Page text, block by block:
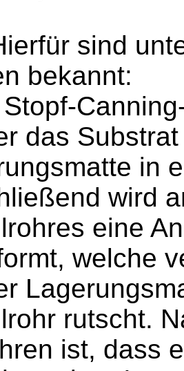
sind
bekannt:
das
in
wird
eine
welche
rutscht.
ist, dass